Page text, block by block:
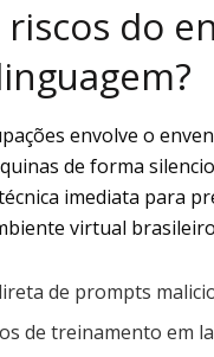
riscos do
envolve o
de forma
imediata para
virtual
de prompts
de treinamento em